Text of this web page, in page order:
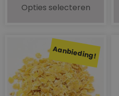
Opties selecteren
Aanbieding!